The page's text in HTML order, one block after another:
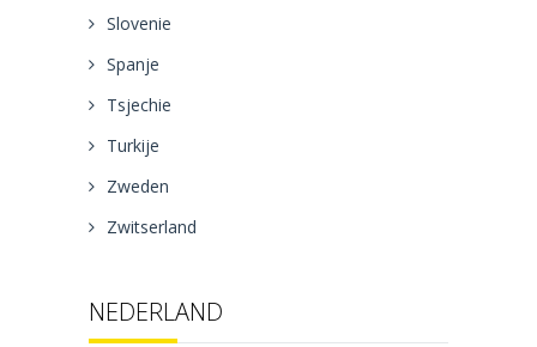
Slovenie
Spanje
Tsjechie
Turkije
Zweden
Zwitserland
NEDERLAND